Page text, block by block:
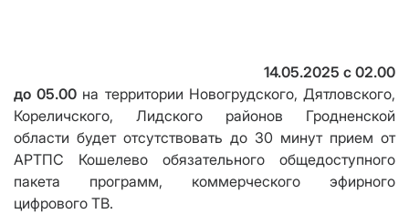
14.05.2025 с 02.00
до 05.00 на территории Новогрудского, Дятловского,
Кореличского, Лидского районов Гродненской
области будет отсутствовать до 30 минут прием от
АРТПС Кошелево обязательного общедоступного
пакета программ, коммерческого эфирного
цифрового ТВ.